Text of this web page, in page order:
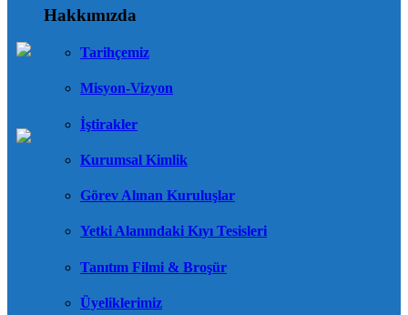
Hakkımızda
Tarihçemiz
Misyon-Vizyon
İştirakler
Kurumsal Kimlik
Görev Alınan Kuruluşlar
Yetki Alanındaki Kıyı Tesisleri
Tanıtım Filmi & Broşür
Üyeliklerimiz